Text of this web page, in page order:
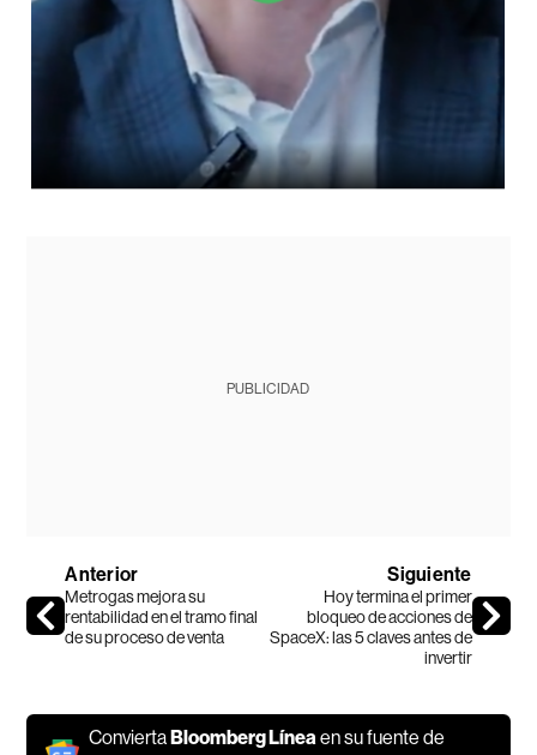
PUBLICIDAD
Anterior
Metrogas mejora su
rentabilidad en el tramo final
de su proceso de venta
Siguiente
Hoy termina el primer
bloqueo de acciones de
SpaceX: las 5 claves antes de
invertir
Convierta Bloomberg Líneaen su fuente de